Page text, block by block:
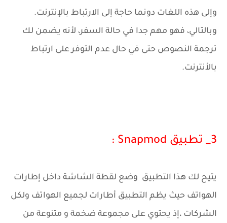
وإلى هذه اللغات دونما حاجة إلى الارتباط بالإنترنت.
وبالتالي، فهو مهم جدا في حالة السفر، لأنه يضمن لك
ترجمة النصوص حتى في حال عدم التوفر على ارتباط
بالأنترنت.
3_ تطبيق Snapmod :
يتيح لك هذا التطبيق وضع لقطة الشاشة داخل إطارات
الهواتف حيث يظم التطبيق أطارات لجميع الهواتف ولكل
الشركات ،إذ يحتوي على مجموعة ضخمة و متنوعة من